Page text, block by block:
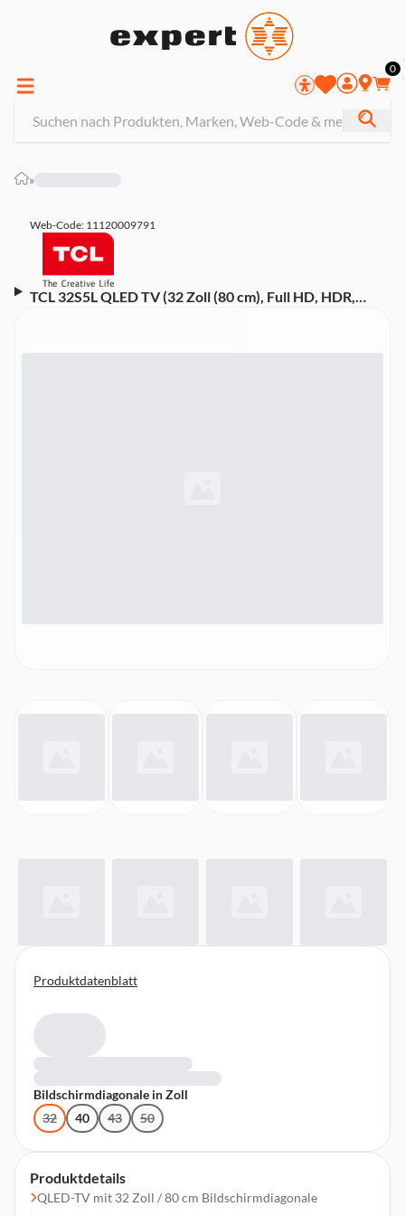
0
»
Web-Code: 11120009791
TCL 32S5L QLED TV (32 Zoll (80 cm), Full HD, HDR,
Produktdetails
QLED-TV mit 32 Zoll / 80 cm Bildschirmdiagonale
Produktdatenblatt
Bildschirmdiagonale in Zoll
32
40 43 50